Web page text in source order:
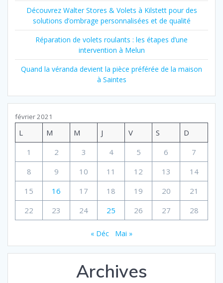
Découvrez Walter Stores & Volets à Kilstett pour des
solutions d’ombrage personnalisées et de qualité
Réparation de volets roulants : les étapes d’une
intervention à Melun
Quand la véranda devient la pièce préférée de la maison
à Saintes
février 2021
L M M J V S
D
1
2 3 4 5 6
7
8
9 10 11 12 13
14
15
16 17 18 19 20
21
22
23 24 25 26 27 28
« Déc Mai »
Archives